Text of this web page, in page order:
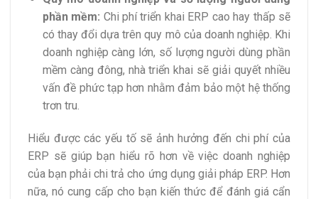
phần mềm: Chi phí triển khai ERP cao hay thấp sẽ
có thay đổi dựa trên quy mô của doanh nghiệp. Khi
doanh nghiệp càng lớn, số lượng người dùng phần
mềm càng đông, nhà triển khai sẽ giải quyết nhiều
vấn đề phức tạp hơn nhằm đảm bảo một hệ thống
trơn tru.
Hiểu được các yếu tố sẽ ảnh hưởng đến chi phí của
ERP sẽ giúp bạn hiểu rõ hơn về việc doanh nghiệp
của bạn phải chi trả cho ứng dụng giải pháp ERP. Hơn
nữa, nó cung cấp cho bạn kiến thức để đánh giá cẩn